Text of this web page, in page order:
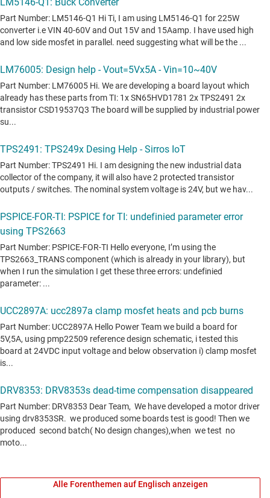
Alle Forenthemen auf Englisch anzeigen